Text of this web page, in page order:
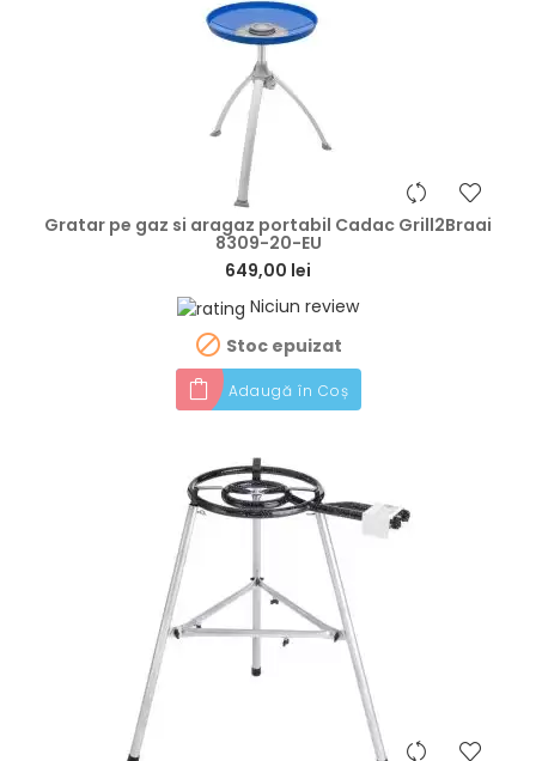
Gratar pe gaz si aragaz portabil Cadac Grill2Braai
8309-20-EU
649,00 lei
Niciun review
 Stoc epuizat
Adaugă în Coș